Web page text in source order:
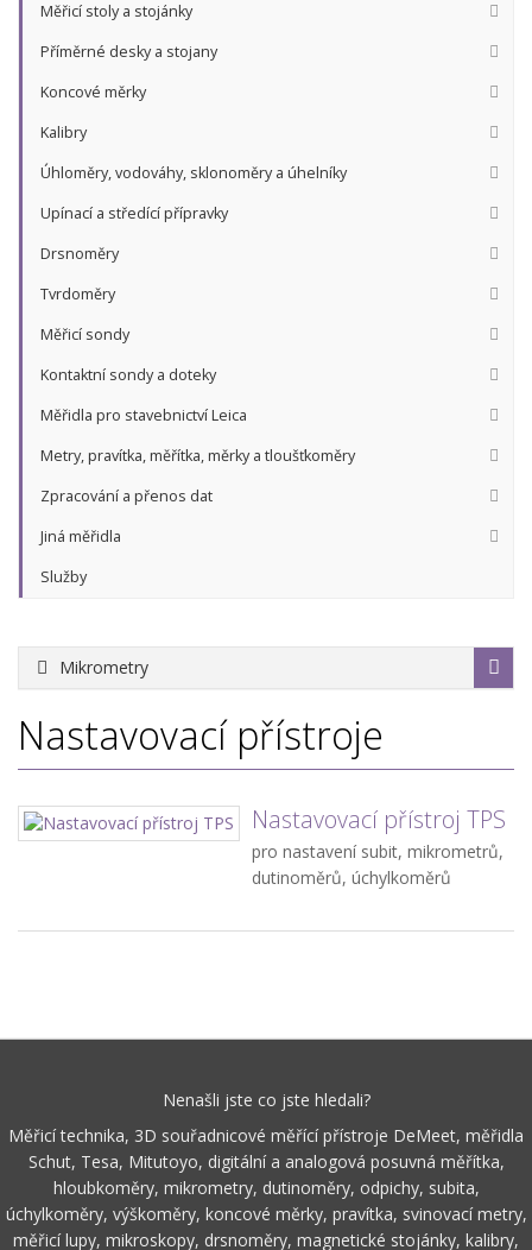
Měřicí stoly a stojánky
Příměrné desky a stojany
Koncové měrky
Kalibry
Úhloměry, vodováhy, sklonoměry a úhelníky
Upínací a středící přípravky
Drsnoměry
Tvrdoměry
Měřicí sondy
Kontaktní sondy a doteky
Měřidla pro stavebnictví Leica
Metry, pravítka, měřítka, měrky a tloušťkoměry
Zpracování a přenos dat
Jiná měřidla
Služby
Mikrometry
Nastavovací přístroje
Nastavovací přístroj TPS
pro nastavení subit, mikrometrů,
dutinoměrů, úchylkoměrů
Nenašli jste co jste hledali?
Měřicí technika, 3D souřadnicové měřící přístroje DeMeet, měřidla
Schut, Tesa, Mitutoyo, digitální a analogová posuvná měřítka,
hloubkoměry, mikrometry, dutinoměry, odpichy, subita,
úchylkoměry, výškoměry, koncové měrky, pravítka, svinovací metry,
měřicí lupy, mikroskopy, drsnoměry, magnetické stojánky, kalibry,